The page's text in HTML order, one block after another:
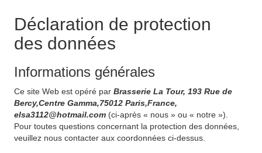
Déclaration de protection
des données
Informations générales
Ce site Web est opéré par Brasserie La Tour, 193 Rue de
Bercy,Centre Gamma,75012 Paris,France,
elsa3112@hotmail.com (ci-après « nous » ou « notre »).
Pour toutes questions concernant la protection des données,
veuillez nous contacter aux coordonnées ci-dessus.